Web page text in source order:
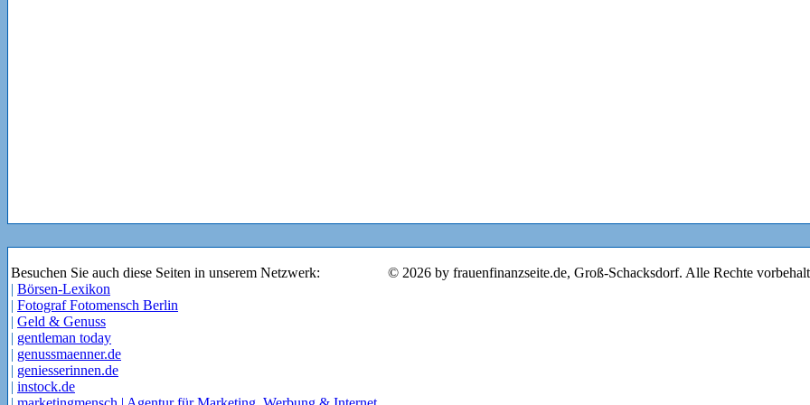
Besuchen Sie auch diese Seiten in unserem Netzwerk:
| Börsen-Lexikon
| Fotograf Fotomensch Berlin
| Geld & Genuss
| gentleman today
| genussmaenner.de
| geniesserinnen.de
| instock.de
© 2026 by frauenfinanzseite.de, Groß-Schacksdorf. Alle Rechte